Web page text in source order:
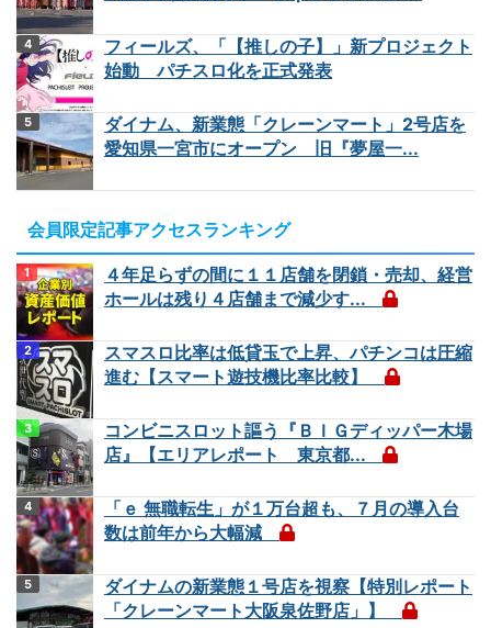
フィールズ、「【推しの子】」新プロジェクト
始動 パチスロ化を正式発表
ダイナム、新業態「クレーンマート」2号店を
愛知県一宮市にオープン 旧『夢屋一...
会員限定記事アクセスランキング
４年足らずの間に１１店舗を閉鎖・売却、経営
ホールは残り４店舗まで減少す...
スマスロ比率は低貸玉で上昇、パチンコは圧縮
進む【スマート遊技機比率比較】
コンビニスロット謳う『ＢＩＧディッパー木場
店』【エリアレポート 東京都...
「ｅ 無職転生」が１万台超も、７月の導入台
数は前年から大幅減
ダイナムの新業態１号店を視察【特別レポート
「クレーンマート大阪泉佐野店」】